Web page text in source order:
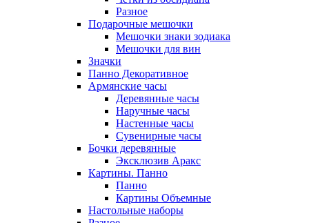
Разное
Подарочные мешочки
Мешочки знаки зодиака
Мешочки для вин
Значки
Панно Декоративное
Армянские часы
Деревянные часы
Наручные часы
Настенные часы
Сувенирные часы
Бочки деревянные
Эксклюзив Аракс
Картины. Панно
Панно
Картины Объемные
Настольные наборы